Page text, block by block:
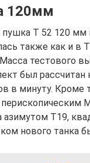
120мм
пушка Т 52 120 мм
также как и в
тестового
был рассчитан
в минуту. Кроме
азимутом Т19,
нового танка